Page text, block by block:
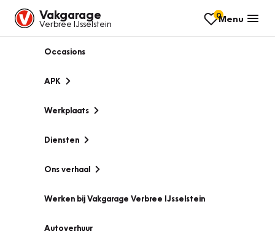
Vakgarage
Verbree IJsselstein
0Menu
Occasions
APK
Werkplaats
Diensten
Ons verhaal
Werken bij Vakgarage Verbree IJsselstein
Autoverhuur